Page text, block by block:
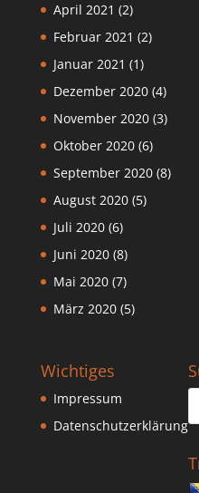
April 2021 (2)
Februar 2021 (2)
Januar 2021 (1)
Dezember 2020(4)
November 2020(3)
Oktober 2020(6)
September 2020(8)
August 2020(5)
Juli 2020(6)
Juni 2020(8)
Mai 2020(7)
März 2020(5)
Wichtiges
Impressum
Datenschutzerklärung